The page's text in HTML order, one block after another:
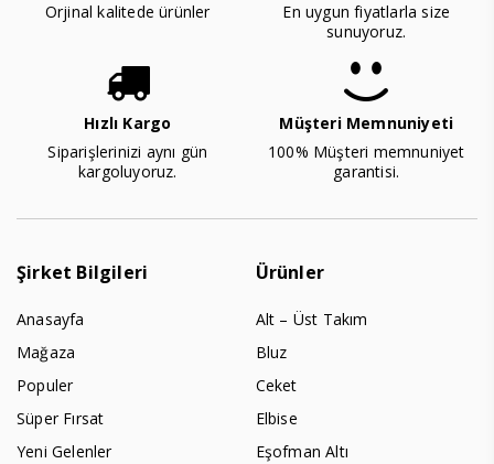
Orjinal kalitede ürünler
En uygun fiyatlarla size
sunuyoruz.
Hızlı Kargo
Siparişlerinizi aynı gün
kargoluyoruz.
Müşteri Memnuniyeti
100% Müşteri memnuniyet
garantisi.
Şirket Bilgileri
Anasayfa
Mağaza
Populer
Süper Fırsat
Yeni Gelenler
Ürünler
Alt – Üst Takım
Bluz
Ceket
Elbise
Eşofman Altı